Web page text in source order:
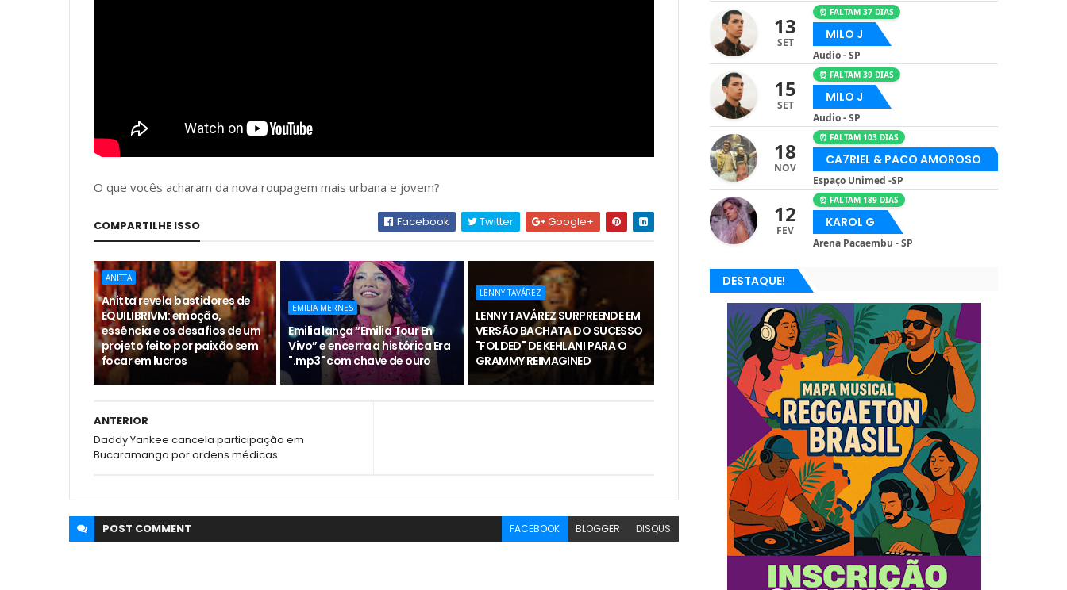
O que vocês acharam da nova roupagem mais urbana e jovem?
COMPARTILHE ISSO Facebook Twitter Google+
ANITTA
Anitta revela bastidores de
EQUILIBRIVM: emoção,
essência e os desafios de um
projeto feito por paixão sem
focar em lucros
EMILIA MERNES
Emilia lança “Emilia Tour En
Vivo” e encerra a histórica Era
".mp3" com chave de ouro
LENNY TAVÁREZ
LENNY TAVÁREZ SURPREENDE EM
VERSÃO BACHATA DO SUCESSO
"FOLDED" DE KEHLANI PARA O
GRAMMY REIMAGINED
ANTERIOR
Daddy Yankee cancela participação em
Bucaramanga por ordens médicas
POST COMMENT FACEBOOK BLOGGER DISQUS
13
SET
⏰ FALTAM 37 DIAS
MILO J
Audio - SP
15
SET
⏰ FALTAM 39 DIAS
MILO J
Audio - SP
18
NOV
⏰ FALTAM 103 DIAS
CA7RIEL & PACO AMOROSO
Espaço Unimed -SP
12
FEV
⏰ FALTAM 189 DIAS
KAROL G
Arena Pacaembu - SP
DESTAQUE!